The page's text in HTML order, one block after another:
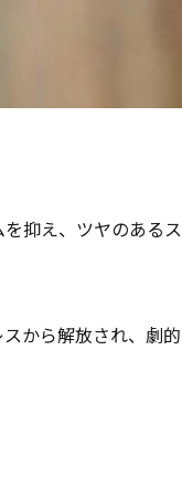
抑え、ツヤのあるス
から解放され、劇的